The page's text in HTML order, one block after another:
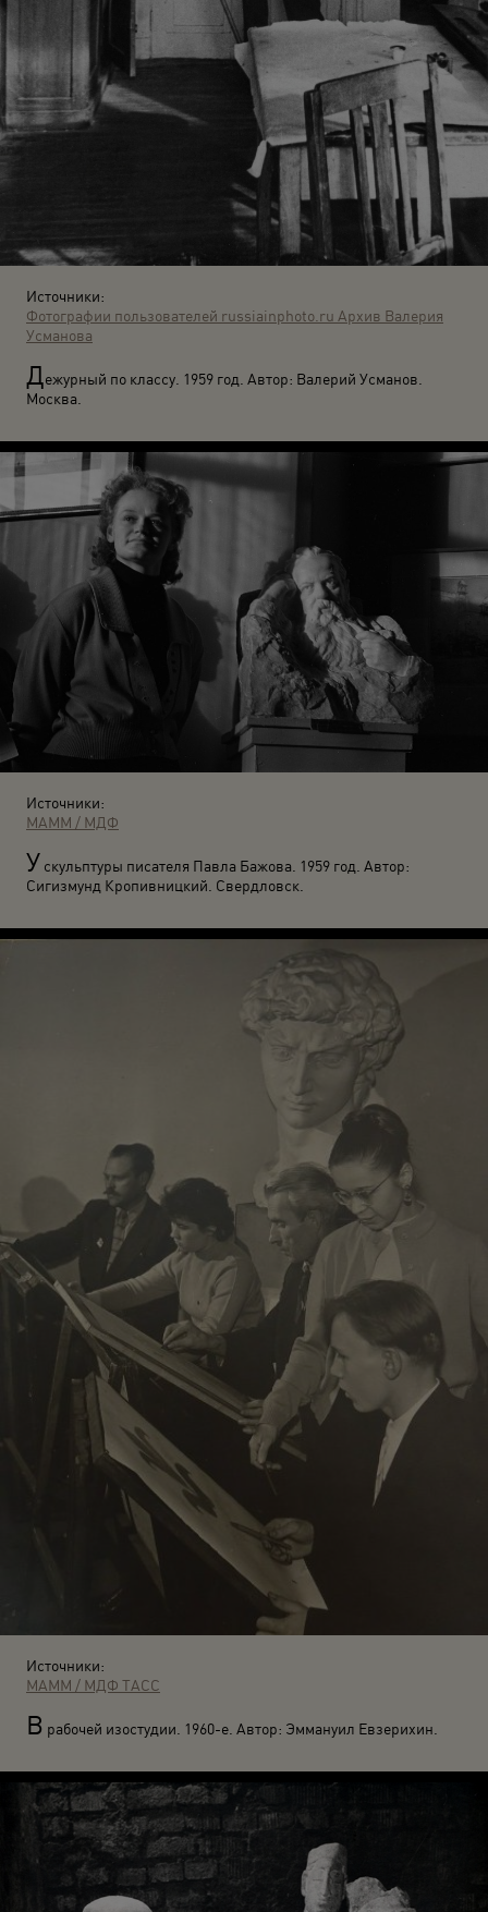
Источники:
Фотографии пользователей russiainphoto.ru Архив Валерия
Усманова
Дежурный по классу. 1959 год. Автор: Валерий Усманов.
Москва.
Источники:
МАММ / МДФ
У скульптуры писателя Павла Бажова. 1959 год. Автор:
Сигизмунд Кропивницкий. Свердловск.
Источники:
МАММ / МДФ ТАСС
В рабочей изостудии. 1960-е. Автор: Эммануил Евзерихин.